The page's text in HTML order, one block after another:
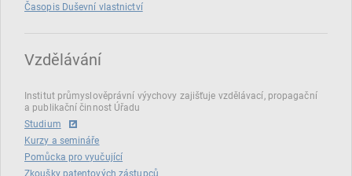
Časopis Duševní vlastnictví
Vzdělávání
Institut průmyslověprávní výychovy zajišťuje vzdělávací, propagační
a publikační činnost Úřadu
Studium
Kurzy a semináře
Pomůcka pro vyučující
Zkoušky patentových zástupců